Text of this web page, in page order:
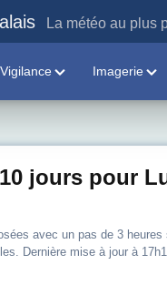
La météo au plus
Vigilance Imagerie
jours pour
avec un pas de 3
Dernière mise à jour à